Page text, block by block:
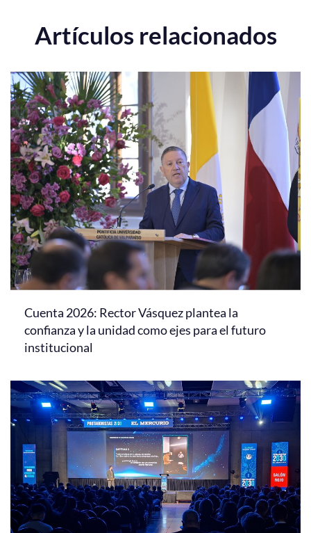
Artículos relacionados
Cuenta 2026: Rector Vásquez plantea la
confianza y la unidad como ejes para el futuro
institucional